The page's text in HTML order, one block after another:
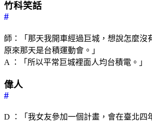
竹科笑話
#
師：「那天我開車經過巨城，想說怎麼沒
原來那天是台積運動會。」
A ：「所以平常巨城裡面人均台積電。」
偉人
#
D ：「我女友參加一個計畫，會在臺北四